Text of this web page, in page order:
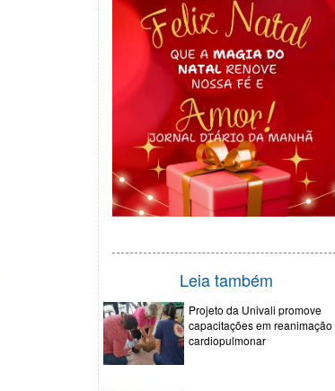
Leia também
Projeto da Univali promove
capacitações em reanimação
cardiopulmonar